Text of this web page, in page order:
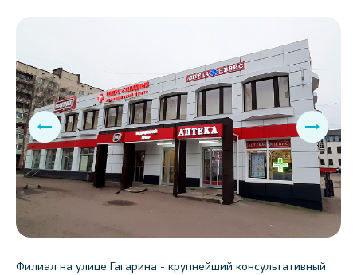
Филиал на улице Гагарина - крупнейший консультативный